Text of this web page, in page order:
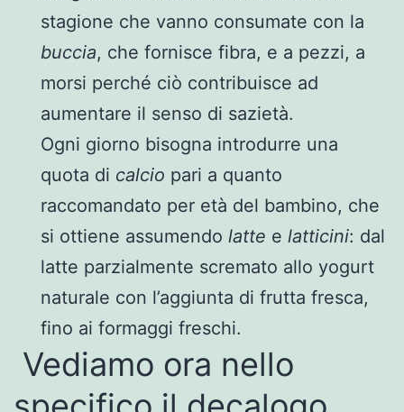
stagione che vanno consumate con la
buccia, che fornisce fibra, e a pezzi, a
morsi perché ciò contribuisce ad
aumentare il senso di sazietà.
Ogni giorno bisogna introdurre una
quota di calcio pari a quanto
raccomandato per età del bambino, che
si ottiene assumendo latte e latticini: dal
latte parzialmente scremato allo yogurt
naturale con l’aggiunta di frutta fresca,
fino ai formaggi freschi.
Vediamo ora nello